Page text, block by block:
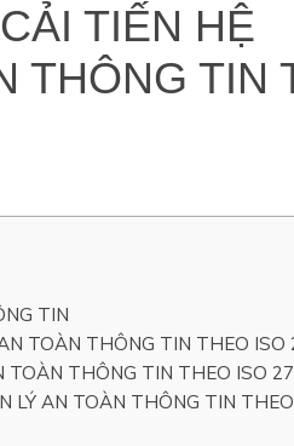
TIẾN HỆ
THÔNG TIN
TIN
TOÀN THÔNG TIN THEO ISO
TOÀN THÔNG TIN THEO ISO
LÝ AN TOÀN THÔNG TIN